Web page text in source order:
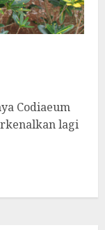
Codiaeum
lagi